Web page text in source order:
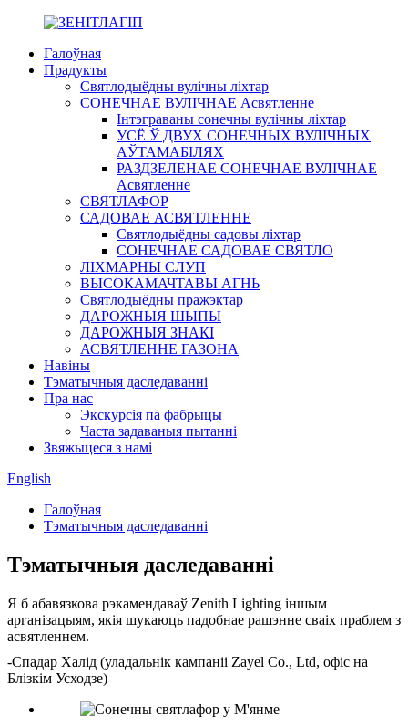
Галоўная
Прадукты
Святлодыёдны вулічны ліхтар
СОНЕЧНАЕ ВУЛІЧНАЕ Асвятленне
Інтэграваны сонечны вулічны ліхтар
УСЁ Ў ДВУХ СОНЕЧНЫХ ВУЛІЧНЫХ
АЎТАМАБІЛЯХ
РАЗДЗЕЛЕНАЕ СОНЕЧНАЕ ВУЛІЧНАЕ
Асвятленне
СВЯТЛАФОР
САДОВАЕ АСВЯТЛЕННЕ
Святлодыёдны садовы ліхтар
СОНЕЧНАЕ САДОВАЕ СВЯТЛО
ЛІХМАРНЫ СЛУП
ВЫСОКАМАЧТАВЫ АГНЬ
Святлодыёдны пражэктар
ДАРОЖНЫЯ ШЫПЫ
ДАРОЖНЫЯ ЗНАКІ
АСВЯТЛЕННЕ ГАЗОНА
Навіны
Тэматычныя даследаванні
Пра нас
Экскурсія па фабрыцы
Часта задаваныя пытанні
Звяжыцеся з намі
English
Галоўная
Тэматычныя даследаванні
Тэматычныя даследаванні
Я б абавязкова рэкамендаваў Zenith Lighting іншым
арганізацыям, якія шукаюць падобнае рашэнне сваіх праблем з
асвятленнем.
-Спадар Халід (уладальнік кампаніі Zayel Co., Ltd, офіс на
Блізкім Усходзе)